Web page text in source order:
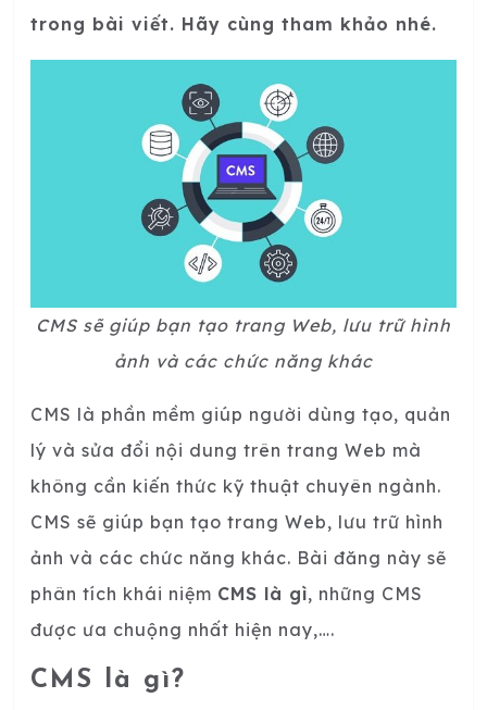
trong bài viết. Hãy cùng tham khảo nhé.
CMS sẽ giúp bạn tạo trang Web, lưu trữ hình
ảnh và các chức năng khác
CMS là phần mềm giúp người dùng tạo, quản
lý và sửa đổi nội dung trên trang Web mà
không cần kiến thức kỹ thuật chuyên ngành.
CMS sẽ giúp bạn tạo trang Web, lưu trữ hình
ảnh và các chức năng khác. Bài đăng này sẽ
phân tích khái niệm CMS là gì, những CMS
được ưa chuộng nhất hiện nay,….
CMS là gì?